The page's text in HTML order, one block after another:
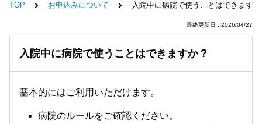
TOP お申込みについて 入院中に病院で使うことはできます
最終更新日 : 2026/04/27
入院中に病院で使うことはできますか？
基本的にはご利用いただけます。
病院のルールをご確認ください。